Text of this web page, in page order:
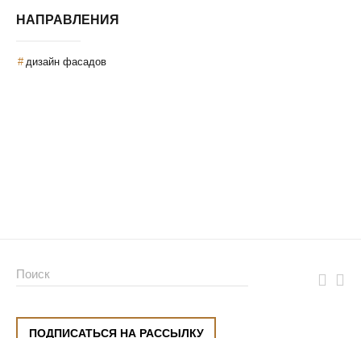
НАПРАВЛЕНИЯ
дизайн фасадов
ПОДПИСАТЬСЯ НА РАССЫЛКУ